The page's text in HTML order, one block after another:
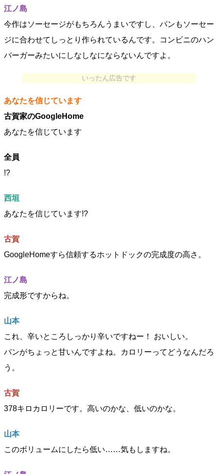
江ノ島
今作はソーセージがもちろんうまいですし、パンもソーセー
ジに合わせてしっとり作られているんです。コンビニのハン
バーガーみたいにしなしなにならないんですよ。
いったん広告です
あなたを信じています
古賀家のGoogleHome
あなたを信じています
全員
!?
西垣
あなたを信じています!?
古賀
GoogleHomeすら信頼するホットドックの完成度の高さ。
江ノ島
完成形ですからね。
山本
これ、辛いところしっかり辛いですねー！ おいしい。
パンがちょっと甘いんですよね。カロリーってどうなんだろ
う。
古賀
378キロカロリーです。高いのかな、低いのかな。
山本
このボリュームにしたら低い……気もしますね。